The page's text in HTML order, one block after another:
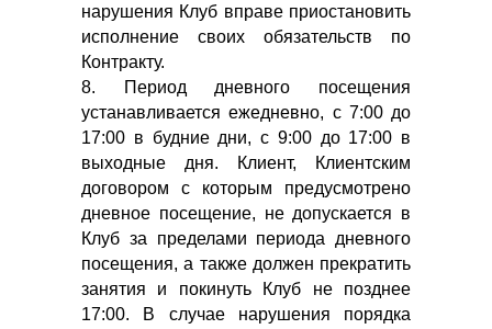
нарушения Клуб вправе приостановить
исполнение своих обязательств по
Контракту.
8. Период дневного посещения
устанавливается ежедневно, с 7:00 до
17:00 в будние дни, с 9:00 до 17:00 в
выходные дня. Клиент, Клиентским
договором с которым предусмотрено
дневное посещение, не допускается в
Клуб за пределами периода дневного
посещения, а также должен прекратить
занятия и покинуть Клуб не позднее
17:00. В случае нарушения порядка